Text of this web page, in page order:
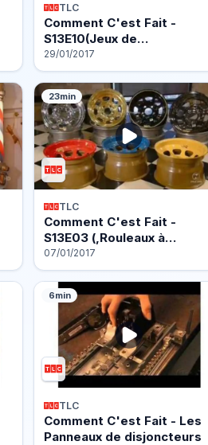
TLC
Comment C'est Fait -
S13E10(Jeux de…
29/01/2017
23min
TLC
Comment C'est Fait -
S13E03 (,Rouleaux à…
07/01/2017
6min
TLC
Comment C'est Fait - Les
Panneaux de disjoncteurs